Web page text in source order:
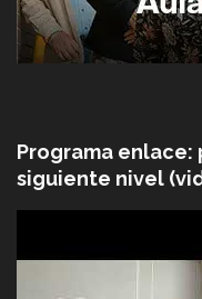
Programa enlace:
siguiente nivel